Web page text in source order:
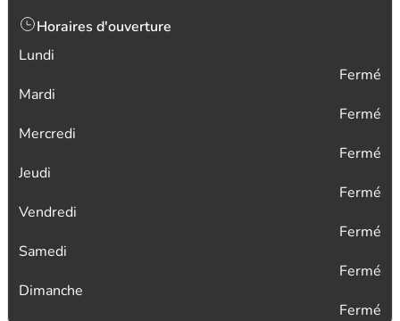
Horaires d'ouverture
Lundi
Fermé
Mardi
Fermé
Mercredi
Fermé
Jeudi
Fermé
Vendredi
Fermé
Samedi
Fermé
Dimanche
Fermé